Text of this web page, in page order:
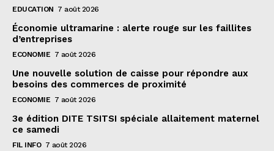
EDUCATION 7 août 2026
Économie ultramarine : alerte rouge sur les faillites
d’entreprises
ECONOMIE 7 août 2026
Une nouvelle solution de caisse pour répondre aux
besoins des commerces de proximité
ECONOMIE 7 août 2026
3e édition DITE TSITSI spéciale allaitement maternel
ce samedi
FIL INFO 7 août 2026